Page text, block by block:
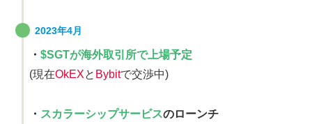
2023年4月
・ $SGTが海外取引所で上場予定
(現在OkEXと Bybitで交渉中)
・ スカラーシップサービスのローンチ